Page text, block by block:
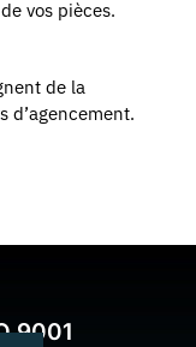
vos pièces.
de la
d’agencement.
9001